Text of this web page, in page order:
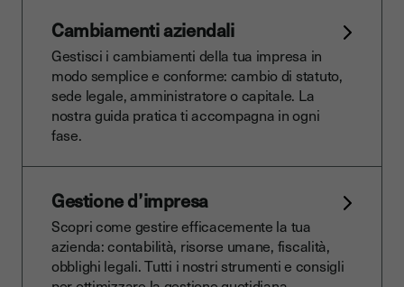
Cambiamenti aziendali
Gestisci i cambiamenti della tua impresa in
modo semplice e conforme: cambio di statuto,
sede legale, amministratore o capitale. La
nostra guida pratica ti accompagna in ogni
fase.
Gestione d’impresa
Scopri come gestire efficacemente la tua
azienda: contabilità, risorse umane, fiscalità,
obblighi legali. Tutti i nostri strumenti e consigli